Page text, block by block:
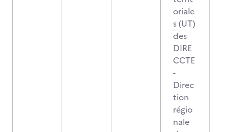
oriale
s (UT)
des
DIRE
CCTE
-
Direc
tion
régio
nale